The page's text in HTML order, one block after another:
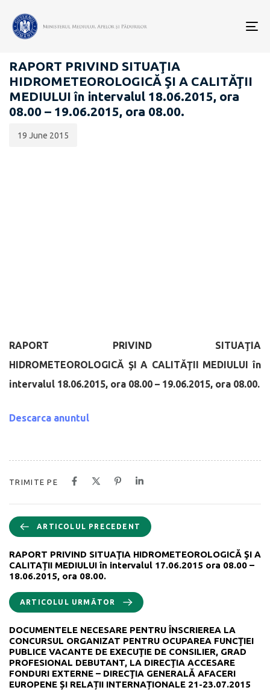
RAPOARTE ZILNICE STAREA MEDIULUI
RAPORT PRIVIND SITUAŢIA
HIDROMETEOROLOGICĂ ŞI A CALITĂŢII
MEDIULUI în intervalul 18.06.2015, ora
08.00 – 19.06.2015, ora 08.00.
publicării:
19 June 2015
RAPORT PRIVIND SITUAŢIA
HIDROMETEOROLOGICĂ ŞI A CALITĂŢII MEDIULUIîn
intervalul 18.06.2015, ora 08.00 – 19.06.2015, ora 08.00.
Descarca anuntul
TRIMITE PE
ARTICOLUL PRECEDENT
RAPORT PRIVIND SITUAŢIA HIDROMETEOROLOGICĂ ŞI A
CALITAŢII MEDIULUI în intervalul 17.06.2015 ora 08.00 –
18.06.2015, ora 08.00.
ARTICOLUL URMĂTOR
DOCUMENTELE NECESARE PENTRU ÎNSCRIEREA LA
CONCURSUL ORGANIZAT PENTRU OCUPAREA FUNCŢIEI
PUBLICE VACANTE DE EXECUŢIE DE CONSILIER, GRAD
PROFESIONAL DEBUTANT, LA DIRECŢIA ACCESARE
FONDURI EXTERNE – DIRECŢIA GENERALĂ AFACERI
EUROPENE ȘI RELAȚII INTERNAȚIONALE 21-23.07.2015